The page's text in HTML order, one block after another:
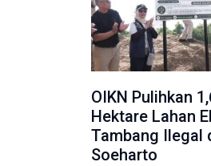
OIKN Pulihkan
Hektare Lahan
Tambang Ilegal
Soeharto